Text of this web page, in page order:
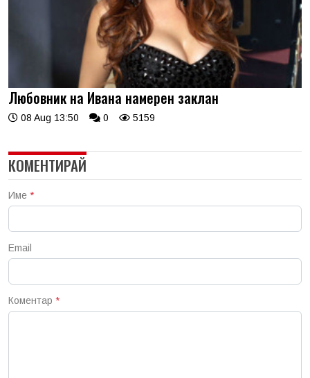
Любовник на Ивана намерен заклан
08 Aug 13:50 0 5159
КОМЕНТИРАЙ
Име *
Email
Коментар *